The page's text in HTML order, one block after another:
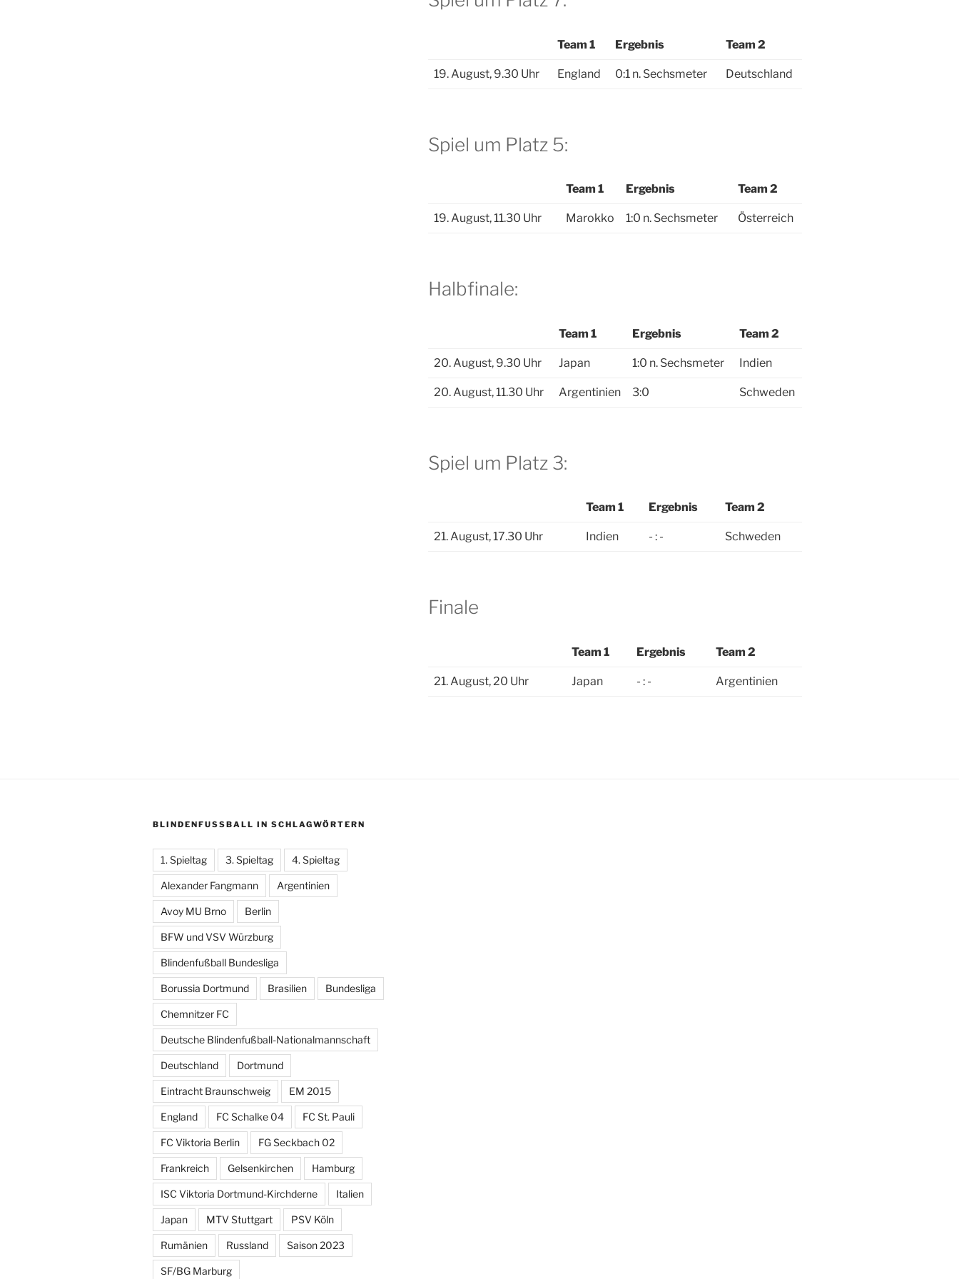
Team 1 Ergebnis Team 2
19. August, 9.30 Uhr England 0:1 n. Sechsmeter Deutschland
Spiel um Platz 5:
Team 1 Ergebnis Team 2
19. August, 11.30 Uhr Marokko 1:0 n. Sechsmeter Österreich
Halbfinale:
Team 1 Ergebnis Team 2
20. August, 9.30 Uhr Japan 1:0 n. Sechsmeter Indien
20. August, 11.30 Uhr Argentinien 3:0 Schweden
Spiel um Platz 3:
Team 1 Ergebnis Team 2
21. August, 17.30 Uhr Indien - : - Schweden
Finale
Team 1 Ergebnis Team 2
21. August, 20 Uhr Japan - : - Argentinien
BLINDENFUSSBALL IN SCHLAGWÖRTERN
1. Spieltag 3. Spieltag 4. Spieltag
Alexander Fangmann Argentinien
Avoy MU Brno Berlin
BFW und VSV Würzburg
Blindenfußball Bundesliga
Borussia Dortmund Brasilien Bundesliga
Chemnitzer FC
Deutsche Blindenfußball-Nationalmannschaft
Deutschland Dortmund
Eintracht Braunschweig EM 2015
England FC Schalke 04 FC St. Pauli
FC Viktoria Berlin FG Seckbach 02
Frankreich Gelsenkirchen Hamburg
ISC Viktoria Dortmund-Kirchderne Italien
Japan MTV Stuttgart PSV Köln
Rumänien Russland Saison 2023
SF/BG Marburg